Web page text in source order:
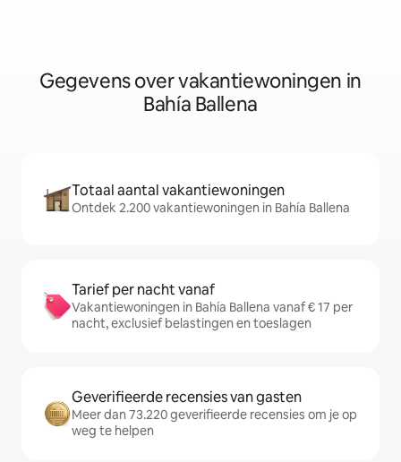
Gegevens over vakantiewoningen in
Bahía Ballena
Totaal aantal vakantiewoningen
Ontdek 2.200 vakantiewoningen in Bahía Ballena
Tarief per nacht vanaf
Vakantiewoningen in Bahía Ballena vanaf € 17 per
nacht, exclusief belastingen en toeslagen
Geverifieerde recensies van gasten
Meer dan 73.220 geverifieerde recensies om je op
weg te helpen